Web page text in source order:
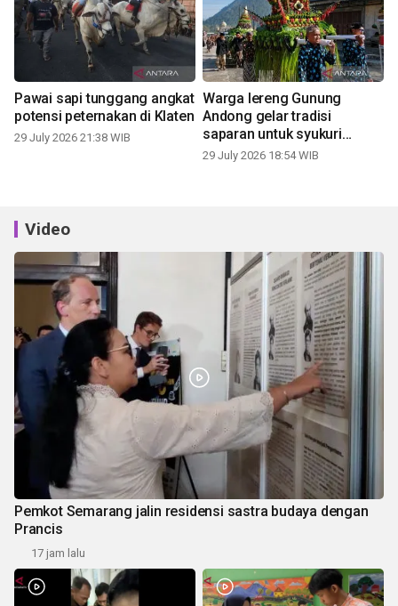
Pawai sapi tunggang angkat
potensi peternakan di Klaten
29 July 2026 21:38 WIB
Warga lereng Gunung
Andong gelar tradisi
saparan untuk syukuri
panen
29 July 2026 18:54 WIB
Video
Pemkot Semarang jalin residensi sastra budaya dengan
Prancis
17 jam lalu